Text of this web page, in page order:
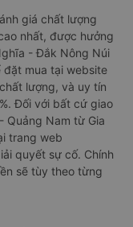
giá chất lượng
nhất, được hưởng
- Đắk Nông Núi
đặt mua tại website
lượng, và uy tín
Đối với bất cứ giao
Quảng Nam từ Gia
trang web
quyết sự cố. Chính
sẽ tùy theo từng